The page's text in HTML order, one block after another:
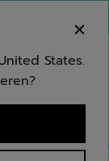
States.